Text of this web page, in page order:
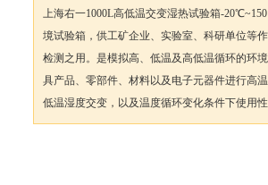
上海右一1000L高低温交变湿热试验箱-
境试验箱，供工矿企业、实验室、科研单位等
检测之用。是模拟高、低温及高低温循环的环
具产品、零部件、材料以及电子元器件进行高
低温湿度交变，以及温度循环变化条件下使用性